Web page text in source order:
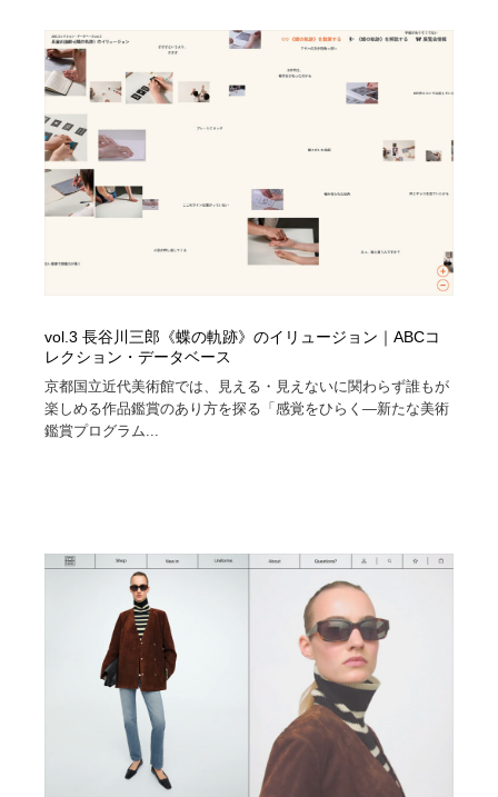
vol.3 長谷川三郎《蝶の軌跡》のイリュージョン｜ABCコ
レクション・データベース
京都国立近代美術館では、見える・見えないに関わらず誰もが
楽しめる作品鑑賞のあり方を探る「感覚をひらく―新たな美術
鑑賞プログラム...